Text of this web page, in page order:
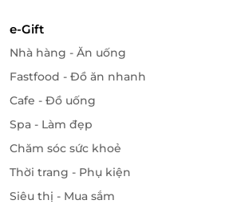
e-Gift
Nhà hàng - Ăn uống
Fastfood - Đồ ăn nhanh
Cafe - Đồ uống
Spa - Làm đẹp
Chăm sóc sức khoẻ
Thời trang - Phụ kiện
Siêu thị - Mua sắm